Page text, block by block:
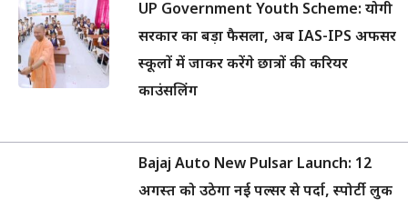
UP Government Youth Scheme: योगी
सरकार का बड़ा फैसला, अब IAS-IPS अफसर
स्कूलों में जाकर करेंगे छात्रों की करियर
काउंसलिंग
Bajaj Auto New Pulsar Launch: 12
अगस्त को उठेगा नई पल्सर से पर्दा, स्पोर्टी लुक